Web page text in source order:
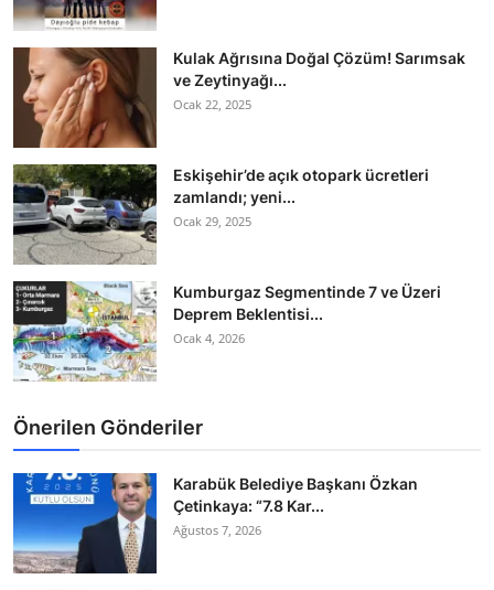
Kulak Ağrısına Doğal Çözüm! Sarımsak
ve Zeytinyağı...
Ocak 22, 2025
Eskişehir’de açık otopark ücretleri
zamlandı; yeni...
Ocak 29, 2025
Kumburgaz Segmentinde 7 ve Üzeri
Deprem Beklentisi...
Ocak 4, 2026
Önerilen Gönderiler
Karabük Belediye Başkanı Özkan
Çetinkaya: “7.8 Kar...
Ağustos 7, 2026